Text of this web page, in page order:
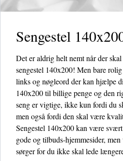
Sengestel
Det er aldrig helt nemt når der
sengestel 140x200! Men bare
links og nøgleord der kan hjælpe
140x200 til billige penge og den
seng er vigtige, ikke kun fordi du
men også fordi den skal være
Sengestel 140x200 kan være
gode og tilbuds-hjemmesider,
sørger for du ikke skal lede